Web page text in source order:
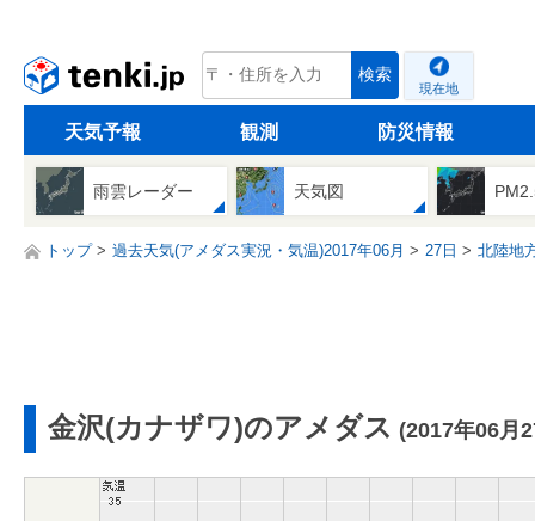
tenki.jp 検索
現在地
天気予報 観測 防災情報
雨雲レーダー 天気図
トップ 過去天気(アメダス実況・気温)2017年06月 27日 北陸地
金沢(カナザワ)のアメダス (2017年06月